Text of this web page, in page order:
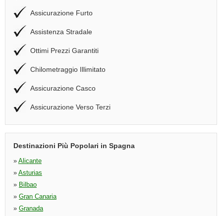
Assicurazione Furto
Assistenza Stradale
Ottimi Prezzi Garantiti
Chilometraggio Illimitato
Assicurazione Casco
Assicurazione Verso Terzi
Destinazioni Più Popolari in Spagna
» Alicante
» Asturias
» Bilbao
» Gran Canaria
» Granada